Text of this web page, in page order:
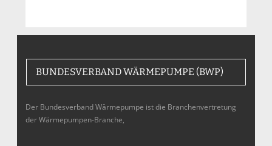
BUNDESVERBAND WÄRMEPUMPE (BWP)
Der Bundesverband Wärmepumpe ist die Branchenvertretung
der Wärmepumpen-Branche,